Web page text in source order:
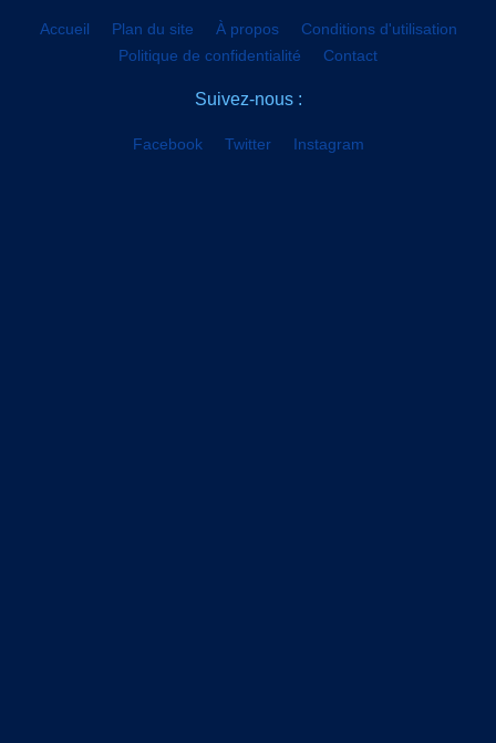
Accueil Plan du site À propos
Conditions d'utilisation
Politique de confidentialité
Contact
Suivez-nous :
Facebook Twitter Instagram